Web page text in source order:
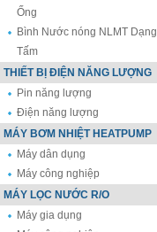
Ống
Bình Nước nóng NLMT Dạng
Tấm
THIẾT BỊ ĐIỆN NĂNG LƯỢNG
Pin năng lượng
Điện năng lượng
MÁY BƠM NHIỆT HEATPUMP
Máy dân dụng
Máy công nghiệp
MÁY LỌC NƯỚC R/O
Máy gia dụng